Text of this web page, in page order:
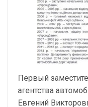
Первый
агентства
Евгений